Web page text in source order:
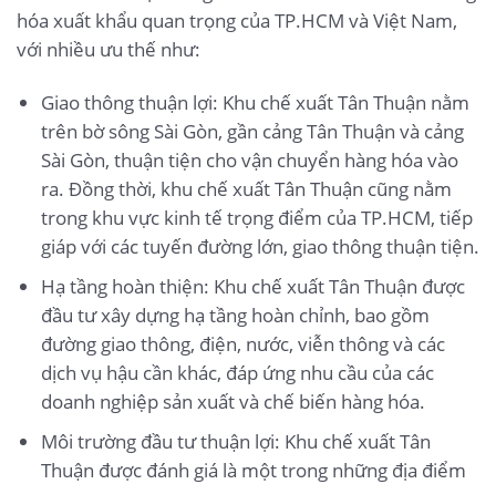
hóa xuất khẩu quan trọng của TP.HCM và Việt Nam,
với nhiều ưu thế như:
Giao thông thuận lợi: Khu chế xuất Tân Thuận nằm
trên bờ sông Sài Gòn, gần cảng Tân Thuận và cảng
Sài Gòn, thuận tiện cho vận chuyển hàng hóa vào
ra. Đồng thời, khu chế xuất Tân Thuận cũng nằm
trong khu vực kinh tế trọng điểm của TP.HCM, tiếp
giáp với các tuyến đường lớn, giao thông thuận tiện.
Hạ tầng hoàn thiện: Khu chế xuất Tân Thuận được
đầu tư xây dựng hạ tầng hoàn chỉnh, bao gồm
đường giao thông, điện, nước, viễn thông và các
dịch vụ hậu cần khác, đáp ứng nhu cầu của các
doanh nghiệp sản xuất và chế biến hàng hóa.
Môi trường đầu tư thuận lợi: Khu chế xuất Tân
Thuận được đánh giá là một trong những địa điểm